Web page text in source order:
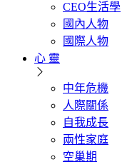
CEO生活學
國內人物
國際人物
心 靈
中年危機
人際關係
自我成長
兩性家庭
空巢期